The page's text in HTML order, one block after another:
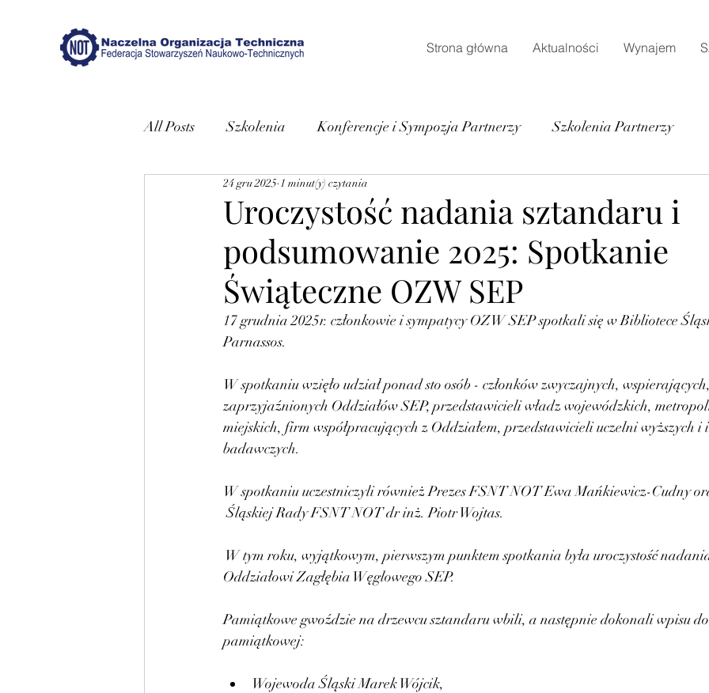
Strona główna Aktualności Wynajem
All Posts Szkolenia Konferencje i Sympozja Partnerzy Szkolenia Partnerzy
Uroczystość nadania sztandaru i
podsumowanie 2025: Spotkanie
Świąteczne OZW SEP
24 gru 2025 1 minut(y) czytania
17 grudnia 2025r. członkowie i sympatycy OZW SEP spotkali się w Bibliotece
Parnassos.
W spotkaniu wzięło udział ponad sto osób - członków zwyczajnych,
zaprzyjaźnionych Oddziałów SEP, przedstawicieli władz wojewódzkich,
miejskich, firm współpracujących z Oddziałem, przedstawicieli uczelni wyższych i
badawczych.
W spotkaniu uczestniczyli również Prezes FSNT NOT Ewa Mańkiewicz-Cudny
Śląskiej Rady FSNT NOT dr inż. Piotr Wojtas.
W tym roku, wyjątkowym, pierwszym punktem spotkania była uroczystość
Oddziałowi Zagłębia Węglowego SEP.
Pamiątkowe gwoździe na drzewcu sztandaru wbili, a następnie dokonali wpisu
pamiątkowej:
Wojewoda Śląski Marek Wójcik,